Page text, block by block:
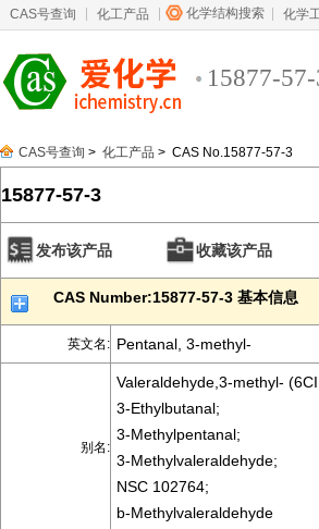
CAS号查询 化工产品 化学结构搜索 化学
15877-
CAS号查询 > 化工产品 > CAS No.15877-57-3
15877-57-3
发布该产品 收藏该产品
CAS Number:15877-57-3 基本信息
英文名: Pentanal, 3-methyl-
别名:
Valeraldehyde,3-methyl-
3-Ethylbutanal;
3-Methylpentanal;
3-Methylvaleraldehyde;
NSC 102764;
b-Methylvaleraldehyde